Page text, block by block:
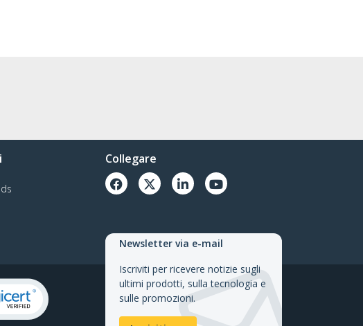
Collegare
Newsletter via e-mail
Iscriviti per ricevere notizie sugli
ultimi prodotti, sulla tecnologia e
sulle promozioni.